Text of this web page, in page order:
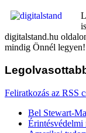
digitalstand.hu
mindig Önnél legyen!
Feliratkozás az RSS
Bel Stewart-
Érintésvédelmi